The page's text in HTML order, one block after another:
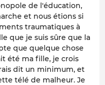
de l'éducation,
et nous étions si
traumatiques à
que je suis sûre que la
que quelque chose
été ma fille, je crois
dit un minimum, et
télé de malheur. Je